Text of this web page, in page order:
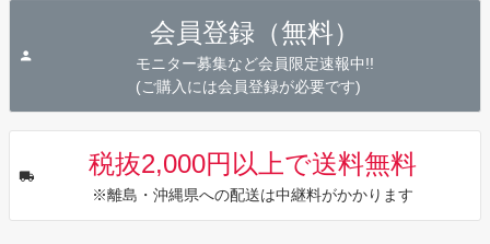
会員登録（無料）
モニター募集など会員限定速報中!!
(ご購入には会員登録が必要です)
税抜2,000円以上で送料無料
※離島・沖縄県への配送は中継料がかかります